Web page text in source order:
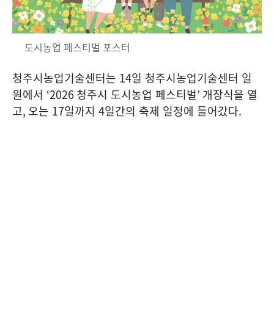
도시농업 페스티벌 포스터
청주시농업기술센터는 14일 청주시농업기술센터 일
원에서 ‘2026청주시 도시농업 페스티벌’ 개장식을 열
고, 오는 17일까지 4일간의 축제 일정에 들어갔다.